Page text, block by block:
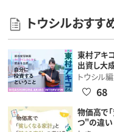
トウシルおすす
東村アキ
出資し大
トウシル
68
物価高で
つ"の違い